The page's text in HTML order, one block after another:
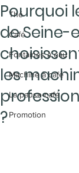
Thé
Café
Fontaines à eau
Machine à café
La pause-café
Promotion
Pourquoi
de Seine-
les
?